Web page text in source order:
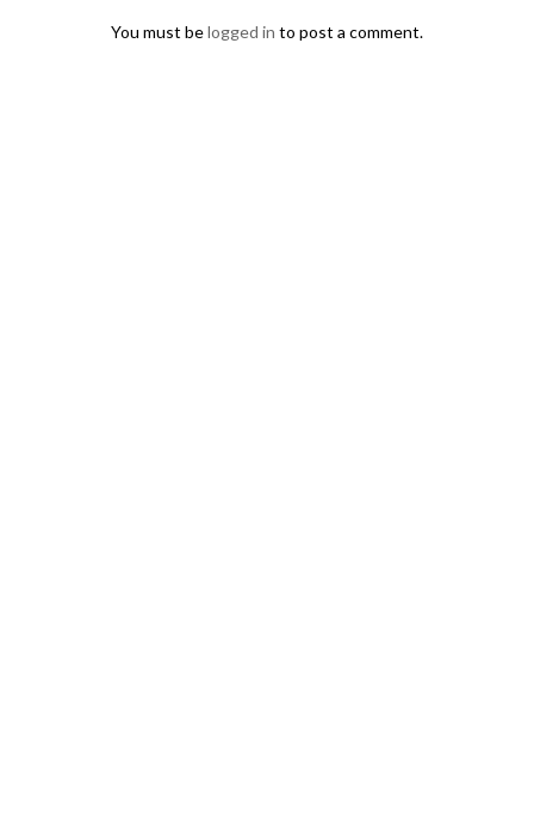
You must belogged in to post a comment.